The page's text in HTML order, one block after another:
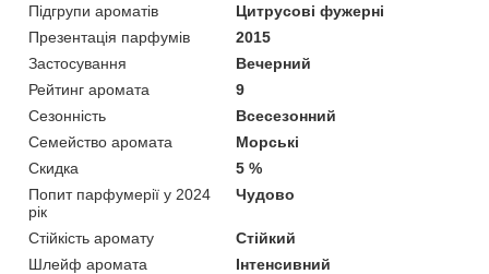
Підгрупи ароматів
Цитрусові фужерні
Презентація парфумів
2015
Застосування
Вечерний
Рейтинг аромата
9
Сезонність
Всесезонний
Семейство аромата
Морські
Скидка
5 %
Попит парфумерії у 2024
рік
Чудово
Стійкість аромату
Стійкий
Шлейф аромата
Інтенсивний